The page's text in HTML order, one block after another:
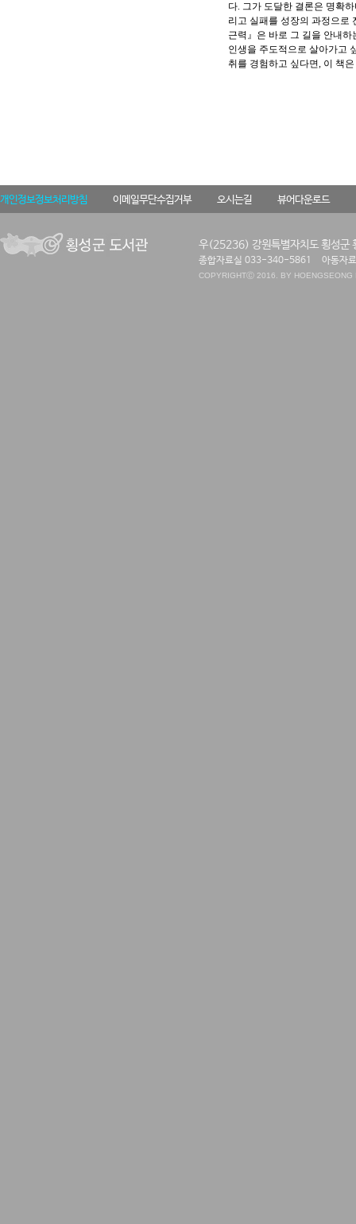
다. 그가 도달한 결론은 명확
리고 실패를 성장의 과정으로
근력』은 바로 그 길을 안내하
인생을 주도적으로 살아가고
취를 경험하고 싶다면, 이 책
개인정보정보처리방침 이메일무단수집거부 오시는길 뷰어다운로드
우(25236) 강원특별자치도 횡성군
종합자료실 033-340-5861 아동자
COPYRIGHTⒸ 2016. BY HOENGSEONG